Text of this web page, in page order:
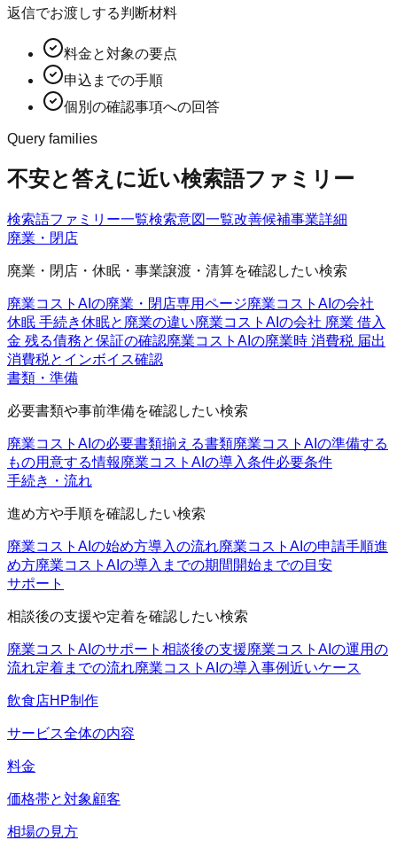
返信でお渡しする判断材料
料金と対象の要点
申込までの手順
個別の確認事項への回答
Query families
不安と答えに近い検索語ファミリー
検索語ファミリー一覧検索意図一覧改善候補事業詳細
廃業・閉店
廃業・閉店・休眠・事業譲渡・清算を確認したい検索
廃業コストAIの廃業・閉店専用ページ廃業コストAIの会社
休眠 手続き休眠と廃業の違い廃業コストAIの会社 廃業 借入
金 残る債務と保証の確認廃業コストAIの廃業時 消費税 届出
消費税とインボイス確認
書類・準備
必要書類や事前準備を確認したい検索
廃業コストAIの必要書類揃える書類廃業コストAIの準備する
もの用意する情報廃業コストAIの導入条件必要条件
手続き・流れ
進め方や手順を確認したい検索
廃業コストAIの始め方導入の流れ廃業コストAIの申請手順進
め方廃業コストAIの導入までの期間 開始までの目安
サポート
相談後の支援や定着を確認したい検索
廃業コストAIのサポート 相談後の支援廃業コストAIの運用の
流れ定着までの流れ廃業コストAIの導入事例近いケース
飲食店HP制作
サービス全体の内容
料金
価格帯と対象顧客
相場の見方